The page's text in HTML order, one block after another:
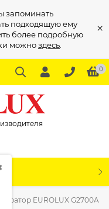
запоминать
подходящую ему
более подробную
можноздесь
×
0
EUROLUX G2700A